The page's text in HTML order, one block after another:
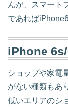
んが、スマート
であれば
iPhone
ショップや家電
がない種類もあ
低いエリアのシ